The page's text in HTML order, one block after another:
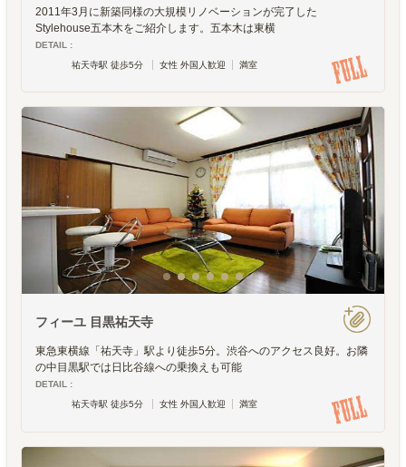
2011年3月に新築同様の大規模リノベーションが完了した
Stylehouse五本木をご紹介します。五本木は東横
DETAIL :
祐天寺駅 徒歩5分
女性 外国人歓迎 満室
フィーユ 目黒祐天寺
東急東横線「祐天寺」駅より徒歩5分。渋谷へのアクセス良好。お隣
の中目黒駅では日比谷線への乗換えも可能
DETAIL :
祐天寺駅 徒歩5分
女性 外国人歓迎 満室